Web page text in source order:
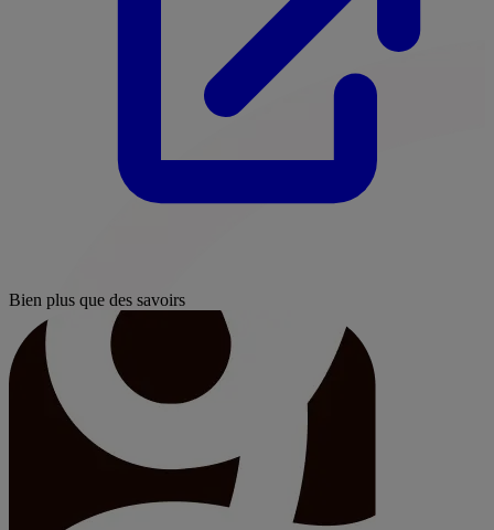
Bien plus que des savoirs